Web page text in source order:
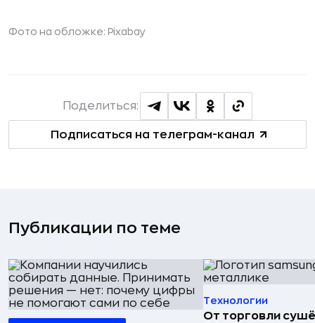
Фото на обложке: Pixabay
Подписаться на телеграм-канал
Поделиться:
Публикации по теме
Технологии
От торговли